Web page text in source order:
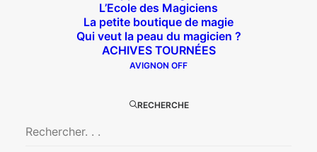
L’Ecole des Magiciens
La petite boutique de magie
Qui veut la peau du magicien ?
ACHIVES TOURNÉES
AVIGNON OFF
RECHERCHE
À l’affiche
Big Mother
La Zone Indigo
Fin, fin et fin